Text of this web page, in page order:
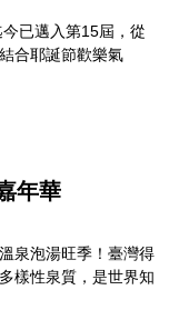
已邁入第15屆，從
合耶誕節歡樂氣
年華
泉泡湯旺季！臺灣得
樣性泉質，是世界知